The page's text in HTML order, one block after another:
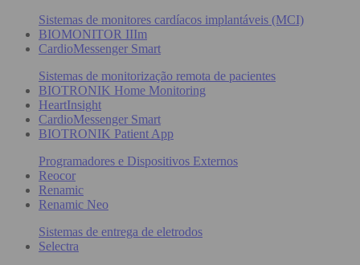
Sistemas de monitores cardíacos implantáveis (MCI)
BIOMONITOR IIIm
CardioMessenger Smart
Sistemas de monitorização remota de pacientes
BIOTRONIK Home Monitoring
HeartInsight
CardioMessenger Smart
BIOTRONIK Patient App
Programadores e Dispositivos Externos
Reocor
Renamic
Renamic Neo
Sistemas de entrega de eletrodos
Selectra